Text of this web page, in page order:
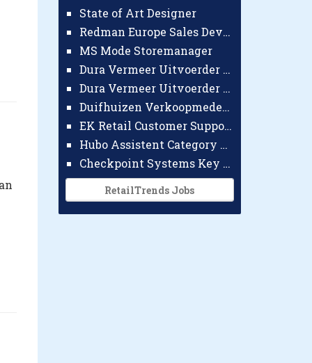
State of Art Designer
Redman Europe Sales Developer (Europe)
MS Mode Storemanager
Dura Vermeer Uitvoerder GWW Amsterdam
Dura Vermeer Uitvoerder Civiel Nijmegen
Duifhuizen Verkoopmedewerker Ridderkerk
EK Retail Customer Support Omnichannel
Hubo Assistent Category Manager
Checkpoint Systems Key Accountmanager Benelux
RetailTrends Jobs